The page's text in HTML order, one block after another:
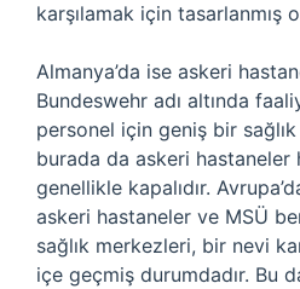
karşılamak için tasarlanmış
Almanya’da ise askeri
Bundeswehr adı altında
personel için geniş bir sağlık
burada da askeri hastaneler
genellikle kapalıdır.
askeri hastaneler ve MSÜ
sağlık merkezleri, bir nevi
içe geçmiş durumdadır. Bu